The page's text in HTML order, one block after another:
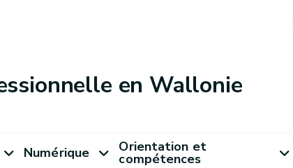
en Wallonie
Numérique Orientation et
compétences